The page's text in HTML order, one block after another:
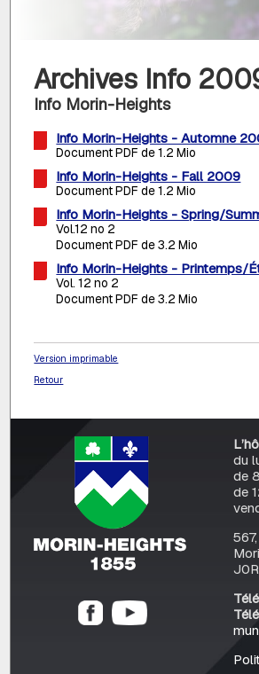
Archives Info
Info Morin-Heights
Info Morin-Heights - Automne
Document PDF de 1.2 Mio
Info Morin-Heights - Fall 2009
Document PDF de 1.2 Mio
Info Morin-Heights - Spring/
Vol.12 no 2
Document PDF de 3.2 Mio
Info Morin-Heights - Printemps/
Vol. 12 no 2
Document PDF de 3.2 Mio
Version imprimable
Retour
du
de
de